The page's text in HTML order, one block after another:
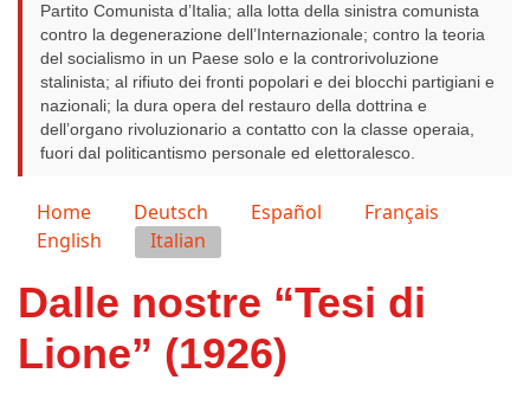
Partito Comunista d’Italia; alla lotta della sinistra comunista
contro la degenerazione dell’Internazionale; contro la teoria
del socialismo in un Paese solo e la controrivoluzione
stalinista; al rifiuto dei fronti popolari e dei blocchi partigiani e
nazionali; la dura opera del restauro della dottrina e
dell’organo rivoluzionario a contatto con la classe operaia,
fuori dal politicantismo personale ed elettoralesco.
Seleziona la tua lingua
Home Deutsch Español
Français
English
Italian
Dalle nostre “Tesi di
Lione” (1926)